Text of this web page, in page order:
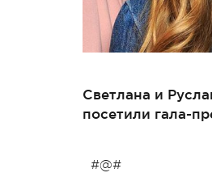
Светлана и
посетили гала-
#@#